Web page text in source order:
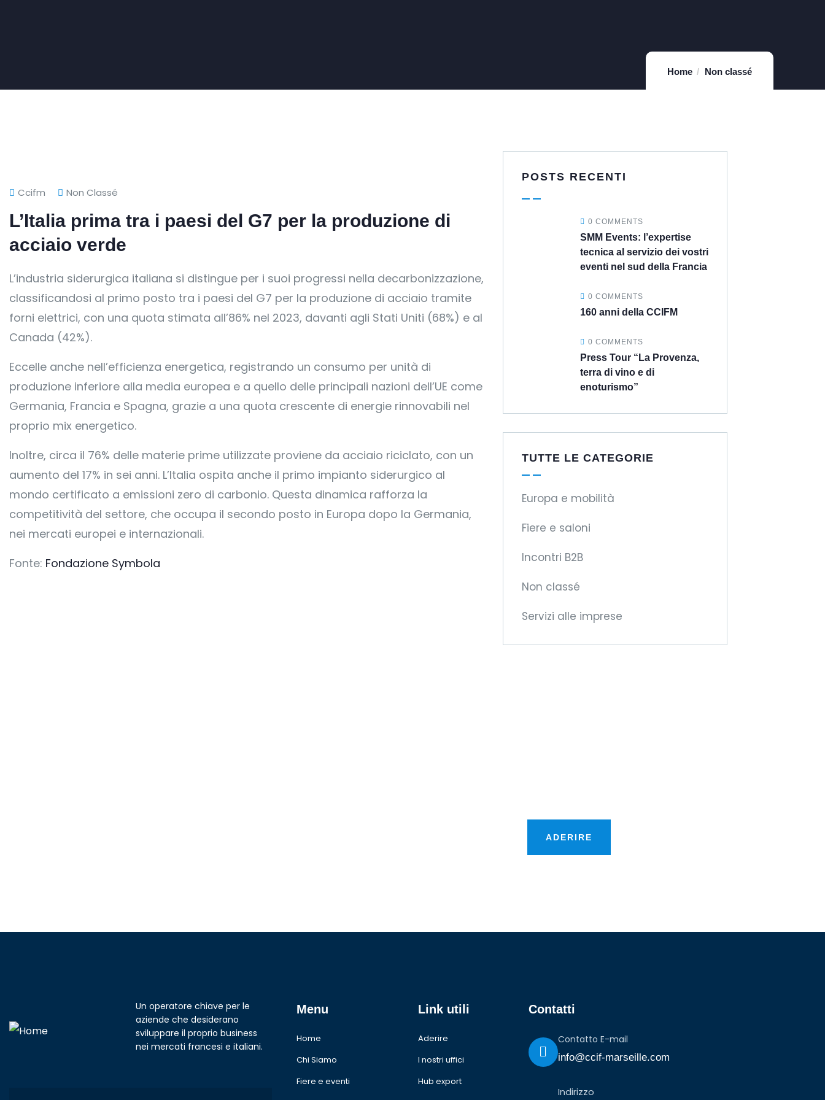
Home Non classé
Ccifm Non Classé
L’Italia prima tra i paesi del G7 per la produzione di
acciaio verde
L’industria siderurgica italiana si distingue per i suoi progressi nella decarbonizzazione,
classificandosi al primo posto tra i paesi del G7 per la produzione di acciaio tramite
forni elettrici, con una quota stimata all’86% nel 2023, davanti agli Stati Uniti (68%) e al
Canada (42%).
Eccelle anche nell’efficienza energetica, registrando un consumo per unità di
produzione inferiore alla media europea e a quello delle principali nazioni dell’UE come
Germania, Francia e Spagna, grazie a una quota crescente di energie rinnovabili nel
proprio mix energetico.
Inoltre, circa il 76% delle materie prime utilizzate proviene da acciaio riciclato, con un
aumento del 17% in sei anni. L’Italia ospita anche il primo impianto siderurgico al
mondo certificato a emissioni zero di carbonio. Questa dinamica rafforza la
competitività del settore, che occupa il secondo posto in Europa dopo la Germania,
nei mercati europei e internazionali.
Fonte: Fondazione Symbola
POSTS RECENTI
0 COMMENTS
SMM Events: l’expertise
tecnica al servizio dei vostri
eventi nel sud della Francia
0 COMMENTS
160 anni della CCIFM
0 COMMENTS
Press Tour “La Provenza,
terra di vino e di
enoturismo”
TUTTE LE CATEGORIE
Europa e mobilità
Fiere e saloni
Incontri B2B
Non classé
Servizi alle imprese
ADERIRE
Un operatore chiave per le
aziende che desiderano
sviluppare il proprio business
nei mercati francesi e italiani.
Menu
Home
Chi Siamo
Fiere e eventi
Link utili
Aderire
I nostri uffici
Hub export
Contatti
Contatto E-mail
info@ccif-marseille.com
Indirizzo